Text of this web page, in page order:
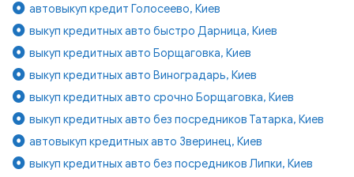
автовыкуп кредит Голосеево, Киев
выкуп кредитных авто быстро Дарница, Киев
выкуп кредитных авто Борщаговка, Киев
выкуп кредитных авто Виноградарь, Киев
выкуп кредитных авто срочно Борщаговка, Киев
выкуп кредитных авто без посредников Татарка, Киев
автовыкуп кредитных авто Зверинец, Киев
выкуп кредитных авто без посредников Липки, Киев